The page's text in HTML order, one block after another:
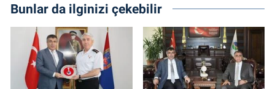
Bunlar da ilginizi çekebilir